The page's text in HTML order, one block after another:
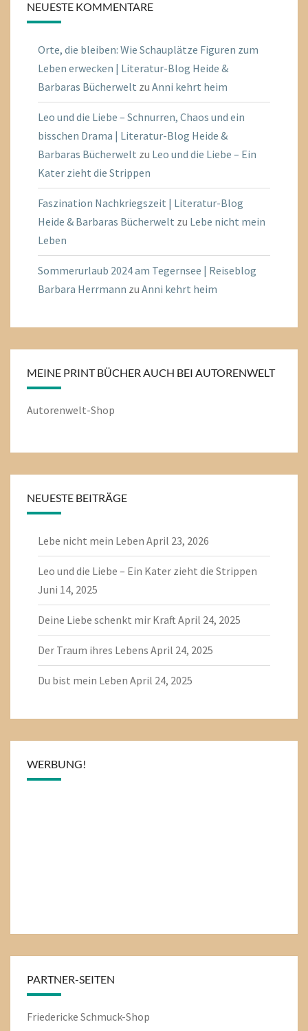
NEUESTE KOMMENTARE
Orte, die bleiben: Wie Schauplätze Figuren zum
Leben erwecken | Literatur-Blog Heide &
Barbaras Bücherwelt zu Anni kehrt heim
Leo und die Liebe – Schnurren, Chaos und ein
bisschen Drama | Literatur-Blog Heide &
Barbaras Bücherwelt zu Leo und die Liebe – Ein
Kater zieht die Strippen
Faszination Nachkriegszeit | Literatur-Blog
Heide & Barbaras Bücherwelt zu Lebe nicht mein
Leben
Sommerurlaub 2024 am Tegernsee | Reiseblog
Barbara Herrmann zu Anni kehrt heim
MEINE PRINT BÜCHER AUCH BEI AUTORENWELT
Autorenwelt-Shop
NEUESTE BEITRÄGE
Lebe nicht mein Leben April 23, 2026
Leo und die Liebe – Ein Kater zieht die Strippen
Juni 14, 2025
Deine Liebe schenkt mir KraftApril 24, 2025
Der Traum ihres Lebens April 24, 2025
Du bist mein Leben April 24, 2025
WERBUNG!
PARTNER-SEITEN
Friedericke Schmuck-Shop